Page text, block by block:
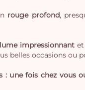
rouge profond,
impressionnant
belles occasions ou
une fois chez vous